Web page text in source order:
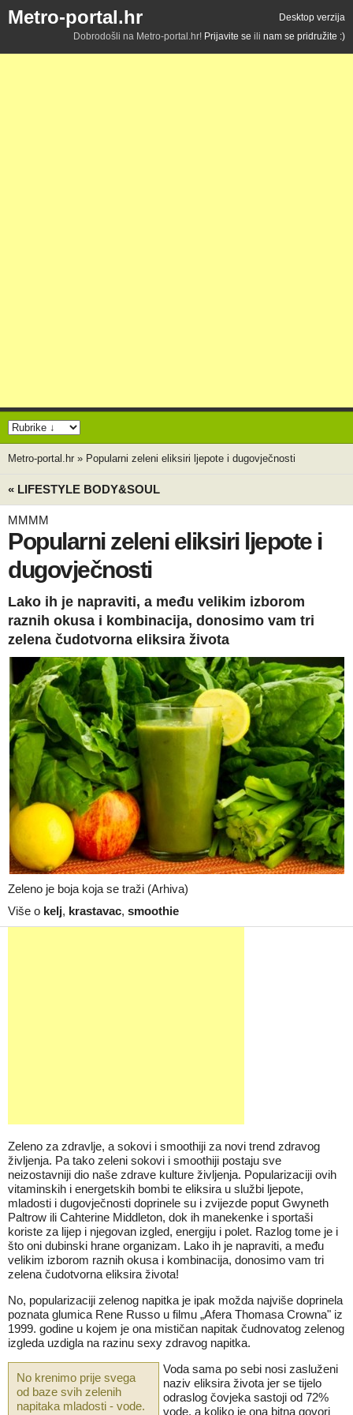
Metro-portal.hr
Desktop verzija
Dobrodošli na Metro-portal.hr! Prijavite se ili nam se pridružite :)
Metro-portal.hr » Popularni zeleni eliksiri ljepote i dugovječnosti
« LIFESTYLE BODY&SOUL
MMMM
Popularni zeleni eliksiri ljepote i
dugovječnosti
Lako ih je napraviti, a među velikim izborom
raznih okusa i kombinacija, donosimo vam tri
zelena čudotvorna eliksira života
Zeleno je boja koja se traži (Arhiva)
Više o kelj, krastavac, smoothie
Zeleno za zdravlje, a sokovi i smoothiji za novi trend zdravog
življenja. Pa tako zeleni sokovi i smoothiji postaju sve
neizostavniji dio naše zdrave kulture življenja. Popularizaciji ovih
vitaminskih i energetskih bombi te eliksira u službi ljepote,
mladosti i dugovječnosti doprinele su i zvijezde poput Gwyneth
Paltrow ili Cahterine Middleton, dok ih manekenke i sportaši
koriste za lijep i njegovan izgled, energiju i polet. Razlog tome je i
što oni dubinski hrane organizam. Lako ih je napraviti, a među
velikim izborom raznih okusa i kombinacija, donosimo vam tri
zelena čudotvorna eliksira života!
No, popularizaciji zelenog napitka je ipak možda najviše doprinela
poznata glumica Rene Russo u filmu „Afera Thomasa Crowna" iz
1999. godine u kojem je ona mističan napitak čudnovatog zelenog
izgleda uzdigla na razinu sexy zdravog napitka.
No krenimo prije svega
od baze svih zelenih
napitaka mladosti - vode.
Voda sama po sebi nosi zasluženi
naziv eliksira života jer se tijelo
odraslog čovjeka sastoji od 72%
vode, a koliko je ona bitna govori